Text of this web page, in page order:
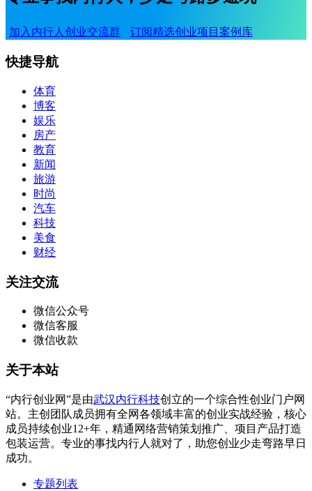
加入内行人创业交流群 订阅精选创业项目案例库
快捷导航
体育
博客
娱乐
房产
教育
新闻
旅游
时尚
汽车
科技
美食
财经
关注交流
微信公众号
微信客服
微信收款
关于本站
“内行创业网”是由武汉内行科技创立的一个综合性创业门户网
站。主创团队成员拥有全网各领域丰富的创业实战经验，核心
成员持续创业12+年，精通网络营销策划推广、项目产品打造
包装运营。专业的事找内行人就对了，助您创业少走弯路早日
成功。
专题列表